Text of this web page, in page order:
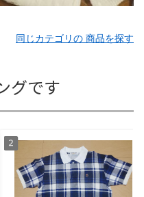
同じカテゴリの 商品を探す
グです